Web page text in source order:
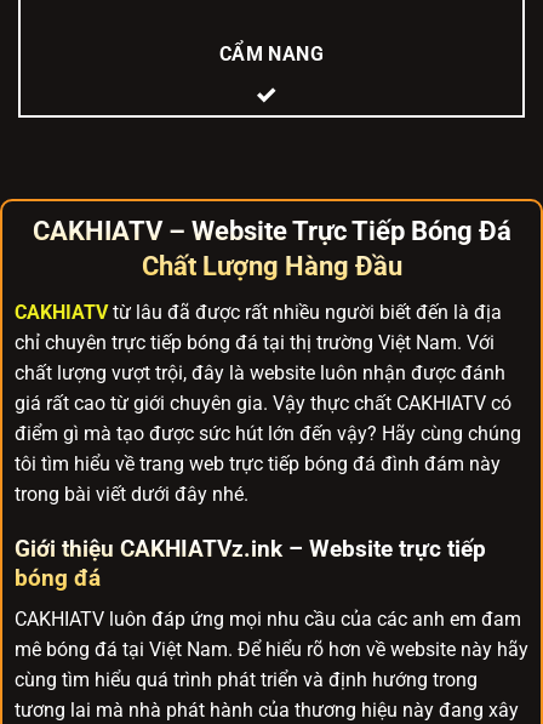
CẨM NANG
CAKHIATV – Website Trực Tiếp Bóng Đá
Chất Lượng Hàng Đầu
CAKHIATVtừ lâu đã được rất nhiều người biết đến là địa
chỉ chuyên trực tiếp bóng đá tại thị trường Việt Nam. Với
chất lượng vượt trội, đây là website luôn nhận được đánh
giá rất cao từ giới chuyên gia. Vậy thực chất CAKHIATV có
điểm gì mà tạo được sức hút lớn đến vậy? Hãy cùng chúng
tôi tìm hiểu về trang web trực tiếp bóng đá đình đám này
trong bài viết dưới đây nhé.
Giới thiệu CAKHIATVz.ink – Website trực tiếp
bóng đá
CAKHIATV luôn đáp ứng mọi nhu cầu của các anh em đam
mê bóng đá tại Việt Nam. Để hiểu rõ hơn về website này hãy
cùng tìm hiểu quá trình phát triển và định hướng trong
tương lai mà nhà phát hành của thương hiệu này đang xây